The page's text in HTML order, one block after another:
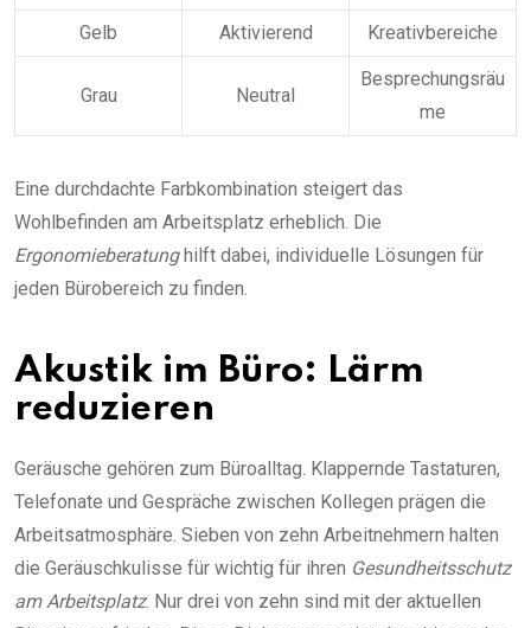
Gelb Aktivierend Kreativbereiche
Grau Neutral
Besprechungsräu
me
Eine durchdachte Farbkombination steigert das
Wohlbefinden am Arbeitsplatz erheblich. Die
Ergonomieberatunghilft dabei, individuelle Lösungen für
jeden Bürobereich zu finden.
Akustik im Büro: Lärm
reduzieren
Geräusche gehören zum Büroalltag. Klappernde Tastaturen,
Telefonate und Gespräche zwischen Kollegen prägen die
Arbeitsatmosphäre. Sieben von zehn Arbeitnehmern halten
die Geräuschkulisse für wichtig für ihren Gesundheitsschutz
am Arbeitsplatz. Nur drei von zehn sind mit der aktuellen